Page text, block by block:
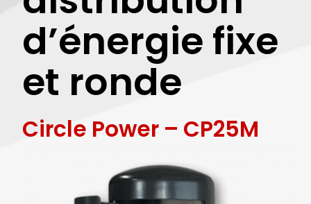
d’énergie fixe
et ronde
Circle Power – CP25M